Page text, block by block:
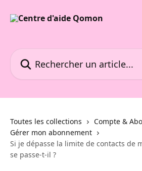
Toutes les collections
Compte &
Gérer mon abonnement
Si je dépasse la limite de contacts de
se passe-t-il ?